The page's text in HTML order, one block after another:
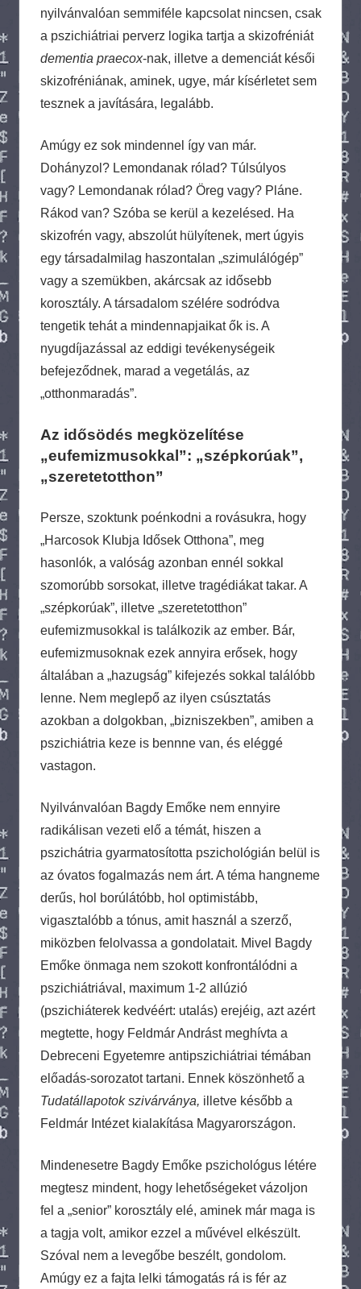
nyilvánvalóan semmiféle kapcsolat nincsen, csak
a pszichiátriai perverz logika tartja a skizofréniát
dementia praecox-nak, illetve a demenciát késői
skizofréniának, aminek, ugye, már kísérletet sem
tesznek a javítására, legalább.
Amúgy ez sok mindennel így van már.
Dohányzol? Lemondanak rólad? Túlsúlyos
vagy? Lemondanak rólad? Öreg vagy? Pláne.
Rákod van? Szóba se kerül a kezelésed. Ha
skizofrén vagy, abszolút hülyítenek, mert úgyis
egy társadalmilag haszontalan „szimulálógép”
vagy a szemükben, akárcsak az idősebb
korosztály. A társadalom szélére sodródva
tengetik tehát a mindennapjaikat ők is. A
nyugdíjazással az eddigi tevékenységeik
befejeződnek, marad a vegetálás, az
„otthonmaradás”.
Az idősödés megközelítése
„eufemizmusokkal”: „szépkorúak”,
„szeretetotthon”
Persze, szoktunk poénkodni a rovásukra, hogy
„Harcosok Klubja Idősek Otthona”, meg
hasonlók, a valóság azonban ennél sokkal
szomorúbb sorsokat, illetve tragédiákat takar. A
„szépkorúak”, illetve „szeretetotthon”
eufemizmusokkal is találkozik az ember. Bár,
eufemizmusoknak ezek annyira erősek, hogy
általában a „hazugság” kifejezés sokkal találóbb
lenne. Nem meglepő az ilyen csúsztatás
azokban a dolgokban, „bizniszekben”, amiben a
pszichiátria keze is bennne van, és eléggé
vastagon.
Nyilvánvalóan Bagdy Emőke nem ennyire
radikálisan vezeti elő a témát, hiszen a
pszichátria gyarmatosította pszichológián belül is
az óvatos fogalmazás nem árt. A téma hangneme
derűs, hol borúlátóbb, hol optimistább,
vigasztalóbb a tónus, amit használ a szerző,
miközben felolvassa a gondolatait. Mivel Bagdy
Emőke önmaga nem szokott konfrontálódni a
pszichiátriával, maximum 1-2 allúzió
(pszichiáterek kedvéért: utalás) erejéig, azt azért
megtette, hogy Feldmár Andrást meghívta a
Debreceni Egyetemre antipszichiátriai témában
előadás-sorozatot tartani. Ennek köszönhető a
Tudatállapotok szivárványa, illetve később a
Feldmár Intézet kialakítása Magyarországon.
Mindenesetre Bagdy Emőke pszichológus létére
megtesz mindent, hogy lehetőségeket vázoljon
fel a „senior” korosztály elé, aminek már maga is
a tagja volt, amikor ezzel a művével elkészült.
Szóval nem a levegőbe beszélt, gondolom.
Amúgy ez a fajta lelki támogatás rá is fér az